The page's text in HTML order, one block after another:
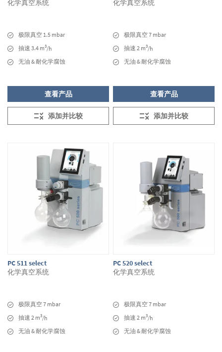
化学真空系统
极限真空 1.5 mbar
抽速 3.4 m3/h
无油 & 耐化学腐蚀
查看产品
添加并比较
化学真空系统
极限真空 7 mbar
抽速 2 m3/h
无油 & 耐化学腐蚀
查看产品
添加并比较
PC 511 select
化学真空系统
极限真空 7 mbar
抽速 2 m3/h
无油 & 耐化学腐蚀
PC 520 select
化学真空系统
极限真空 7 mbar
抽速 2 m3/h
无油 & 耐化学腐蚀